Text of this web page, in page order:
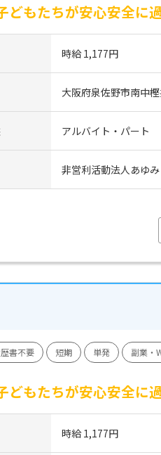
どもたちが安心安全
時給 1,177円
大阪府泉佐野市南中
アルバイト・パート
非営利活動法人あゆみ
書不要 短期 単発 副業・
どもたちが安心安全
時給 1,177円